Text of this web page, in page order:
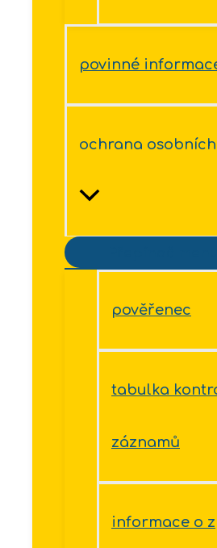
povinné
ochrana
pověřenec
tabulka
záznamů
informace o